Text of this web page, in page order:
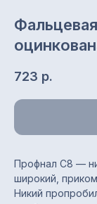
723 р.
Профнал С8 —
широкий,
Никий